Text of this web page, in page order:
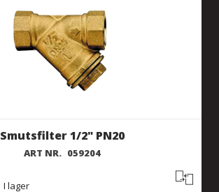
Smutsfilter 1/2" PN20
ART NR. 059204
I lager